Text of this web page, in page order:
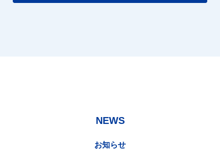
NEWS
お知らせ